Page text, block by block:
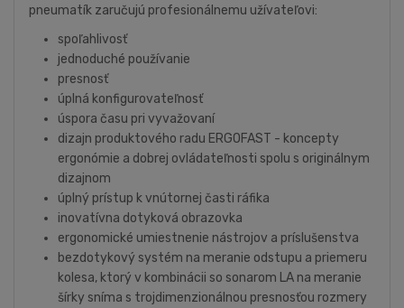
pneumatík zaručujú profesionálnemu užívateľovi:
spoľahlivosť
jednoduché používanie
presnosť
úplná konfigurovateľnosť
úspora času pri vyvažovaní
dizajn produktového radu ERGOFAST - koncepty
ergonómie a dobrej ovládateľnosti spolu s originálnym
dizajnom
úplný prístup k vnútornej časti ráfika
inovatívna dotyková obrazovka
ergonomické umiestnenie nástrojov a príslušenstva
bezdotykový systém na meranie odstupu a priemeru
kolesa, ktorý v kombinácii so sonarom LA na meranie
šírky sníma s trojdimenzionálnou presnosťou rozmery